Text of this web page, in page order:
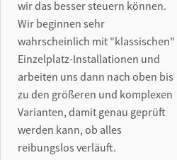
wir das besser steuern können.
Wir beginnen sehr
wahrscheinlich mit "klassischen"
Einzelplatz-Installationen und
arbeiten uns dann nach oben bis
zu den größeren und komplexen
Varianten, damit genau geprüft
werden kann, ob alles
reibungslos verläuft.